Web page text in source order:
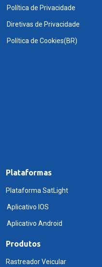
Política de Privacidade
Diretivas de Privacidade
Política de Cookies(BR)
Plataformas
Plataforma SatLight
Aplicativo IOS
Aplicativo Android
Produtos
Rastreador Veicular